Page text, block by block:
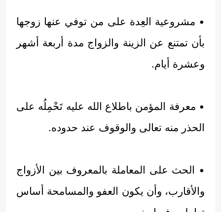
• مشروعية العِدة على من توفي عنها زوجها
بأن تمتنع عن الزينة والزواج مدة أربعة أشهر
وعشرة أيام.
• معرفة المؤمن باطلاع الله عليه تَحْمِلُه على
الحذر منه تعالى والوقوف عند حدوده.
• الحث على المعاملة بالمعروف بين الأزواج
والأقارب، وأن يكون العفو والمسامحة أساس